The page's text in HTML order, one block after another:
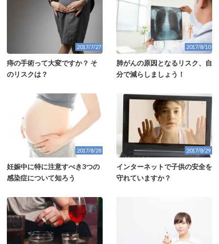
2017/7/27
痔の手術って大変ですか？ そ
のリスクは？
2017/8/10
肺がんの原因となるリスク、自
分で減らしましょう！
2017/8/28
妊娠中に特に注意すべき3つの
感染症について知ろう
2017/8/29
インターネットで子供の安全を
守れていますか？